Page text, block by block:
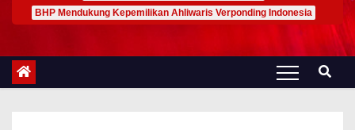
BHP Mendukung Kepemilikan Ahliwaris Verponding Indonesia